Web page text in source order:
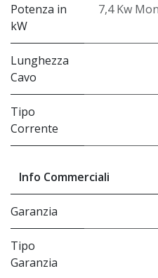
Potenza in
kW
7,4 Kw
Lunghezza
Cavo
Tipo
Corrente
Info Commerciali
Garanzia
Tipo
Garanzia